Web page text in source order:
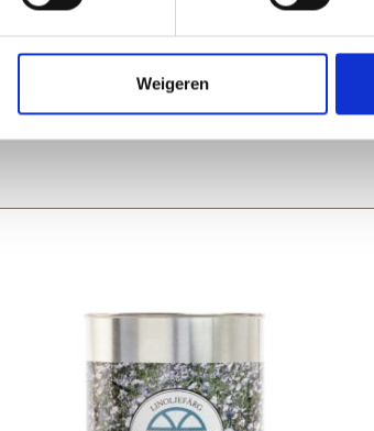
Weigeren